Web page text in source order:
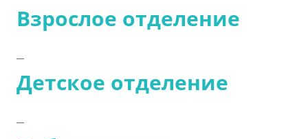
Взрослое отделение
Детское отделение